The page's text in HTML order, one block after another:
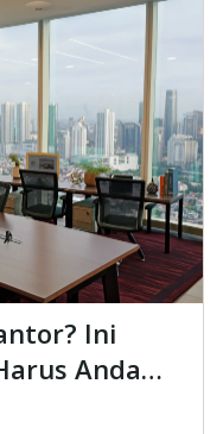
Ini
Anda